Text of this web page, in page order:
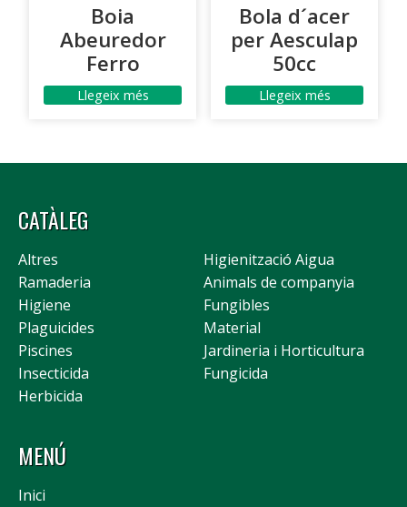
Boia
Abeuredor
Ferro
Llegeix més
Bola d´acer
per Aesculap
50cc
Llegeix més
CATÀLEG
Altres
Higienització Aigua
Ramaderia
Animals de companyia
Higiene
Fungibles
Plaguicides
Material
Piscines
Jardineria i Horticultura
Insecticida
Fungicida
Herbicida
MENÚ
Inici